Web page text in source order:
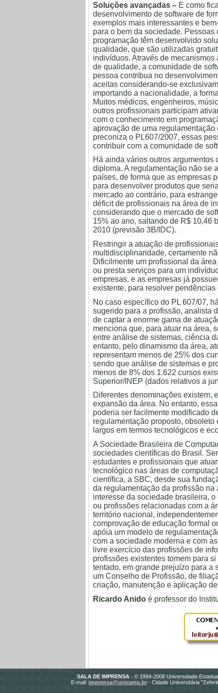
Soluções avançadas – E como
desenvolvimento de software de
exemplos mais interessantes e
para o bem da sociedade.
programação têm desenvolvido
qualidade, que são utilizadas
indivíduos. Através de
de qualidade, a comunidade de
pessoa contribua no
aceitas considerando-se
importando a nacionalidade, a
Muitos médicos, engenheiros,
outros profissionais participam
com o conhecimento em
aprovação de uma
preconiza o PL607/2007, essas
contribuir com a comunidade de
Há ainda vários outros
diploma. A regulamentação não se
países, de forma que as empresas
para desenvolver produtos que
mercado ao contrário, para
déficit de profissionais na área de
considerando que o mercado de
15% ao ano, saltando de R$ 10,46
2010 (previsão 3B/IDC).
Restringir a atuação de
multidisciplinaridade, certamente
Dificilmente um profissional da
ou presta serviços para um
empresas, e as empresas já
existente, para resolver
No caso específico do PL 607/07,
sugerido para a profissão, analista
de captar a enorme gama de
menciona que, para atuar na área,
entre análise de sistemas, ciência
entanto, pelo dinamismo da área,
representam menos de 25% dos
sendo que análise de sistemas e
menos de 8% dos 1.622 cursos
Superior/INEP (dados relativos a
Diferentes denominações existem,
expansão da área. No entanto,
poderia ser facilmente modificado
regulamentação proposto,
largos em termos tecnológicos e
A Sociedade Brasileira de
sociedades científicas do Brasil.
estudantes e profissionais que
tecnológico nas áreas de
científica, a SBC, desde sua
da regulamentação da profissão na
interesse da sociedade brasileira,
ou profissões relacionadas com a
território nacional,
comprovação de educação formal
apóia um modelo de
com a sociedade moderna e com
livre exercício das profissões de
profissões existentes tomem para
tentado, em grande prejuízo para a
um Conselho de Profissão, de
criação, manutenção e aplicação
Ricardo Anido é professor do
SALA DE IMPRENSA- © 1994-2008 Universidade
E-mail: imprensa@unicamp.br- Cidade Universitária